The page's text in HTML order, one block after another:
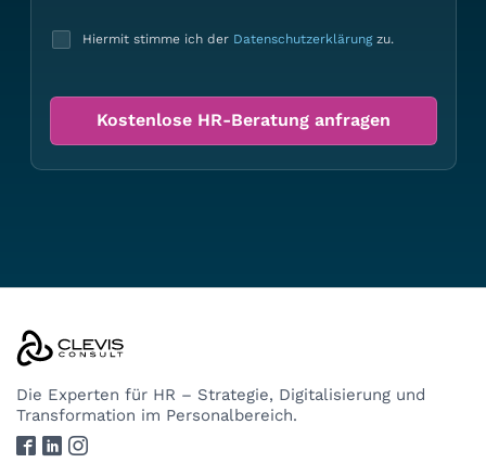
Hiermit stimme ich der Datenschutzerklärungzu.
Die Experten für HR – Strategie, Digitalisierung und
Transformation im Personalbereich.